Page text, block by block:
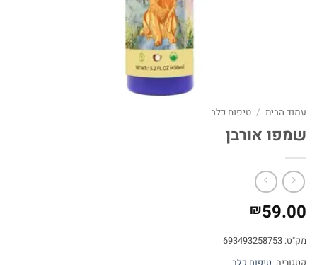
עמוד הבית / טיפוח כלב
שמפו אורבן
₪59.00
מק"ט: 693493258753